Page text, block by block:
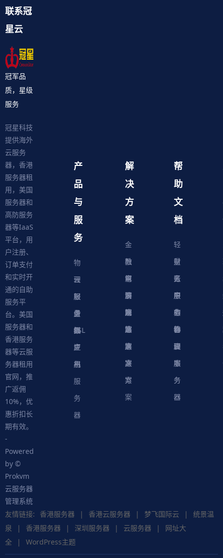
联系冠
星云
冠军品
质，星级
服务
冠星科技
提供海外
云服务
器，香港
服务器租
用，美国
服务器和
高防服务
器等IaaS
平台，用
户注册、
订单支付
和实时开
通的自助
服务平
台。美国
服务器和
香港服务
器等云服
务器租用
官网，推
广返佣
10%，优
惠折扣长
期有效。
-
Powered
by ©
Prokvm
云服务器
管理系统
产
品
与
服
务
物
理
服
务
器
云
服
务
器
轻
量
级
应
用
服
务
器
虚
拟
主
机
SSL
证
书
解
决
方
案
金
融
解
决
方
案
教
育
解
决
方
案
电
商
解
决
方
案
游
戏
解
决
方
案
网
站
解
决
方
案
帮
助
文
档
轻
量
云
服
务
器
财
务
中
心
账
户
中
心
服
务
协
议
软
件
脚
本
物
理
服
务
器
云
服
务
器
友情链接: 香港服务器 | 香港云服务器 | 梦飞国际云 |
统景温
泉
| 香港服务器 | 深圳服务器 | 云服务器 |
网址大
全
| WordPress主题